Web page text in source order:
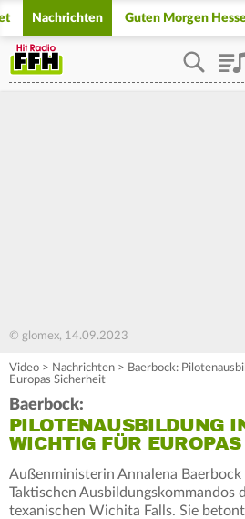
Nachrichten Guten Morgen
© glomex, 14.09.2023
Video > Nachrichten > Baerbock:
Europas Sicherheit
Baerbock:
PILOTENAUSBILDUNG
WICHTIG FÜR
Außenministerin Annalena Baerbock
Taktischen Ausbildungskommandos
texanischen Wichita Falls. Sie